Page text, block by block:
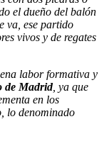
el dueño del balón
va, ese partido
vivos y de regates
labor formativa y
de Madrid, ya que
en los
lo denominado